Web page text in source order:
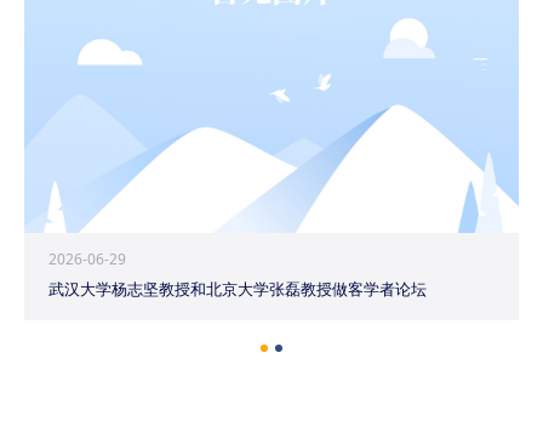
2026-06-29
武汉大学杨志坚教授和北京大学张磊教授做客学者论坛